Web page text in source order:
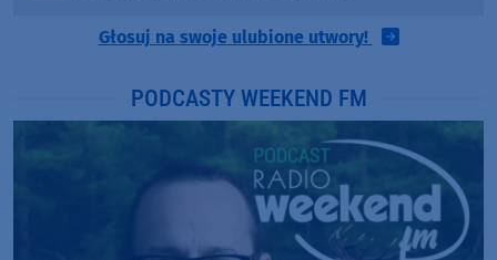
Głosuj na swoje ulubione utwory!
PODCASTY WEEKEND FM